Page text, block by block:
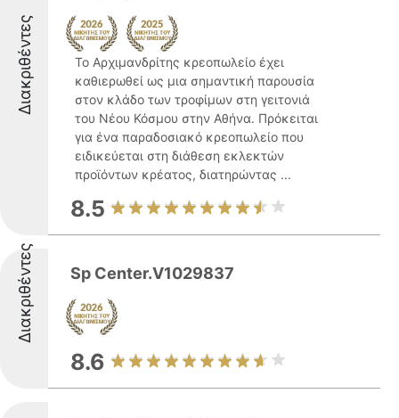
Διακριθέντες
Το Αρχιμανδρίτης κρεοπωλείο έχει
καθιερωθεί ως μια σημαντική παρουσία
στον κλάδο των τροφίμων στη γειτονιά
του Νέου Κόσμου στην Αθήνα. Πρόκειται
για ένα παραδοσιακό κρεοπωλείο που
ειδικεύεται στη διάθεση εκλεκτών
προϊόντων κρέατος, διατηρώντας ...
8.5
Διακριθέντες Sp Center.V1029837
8.6